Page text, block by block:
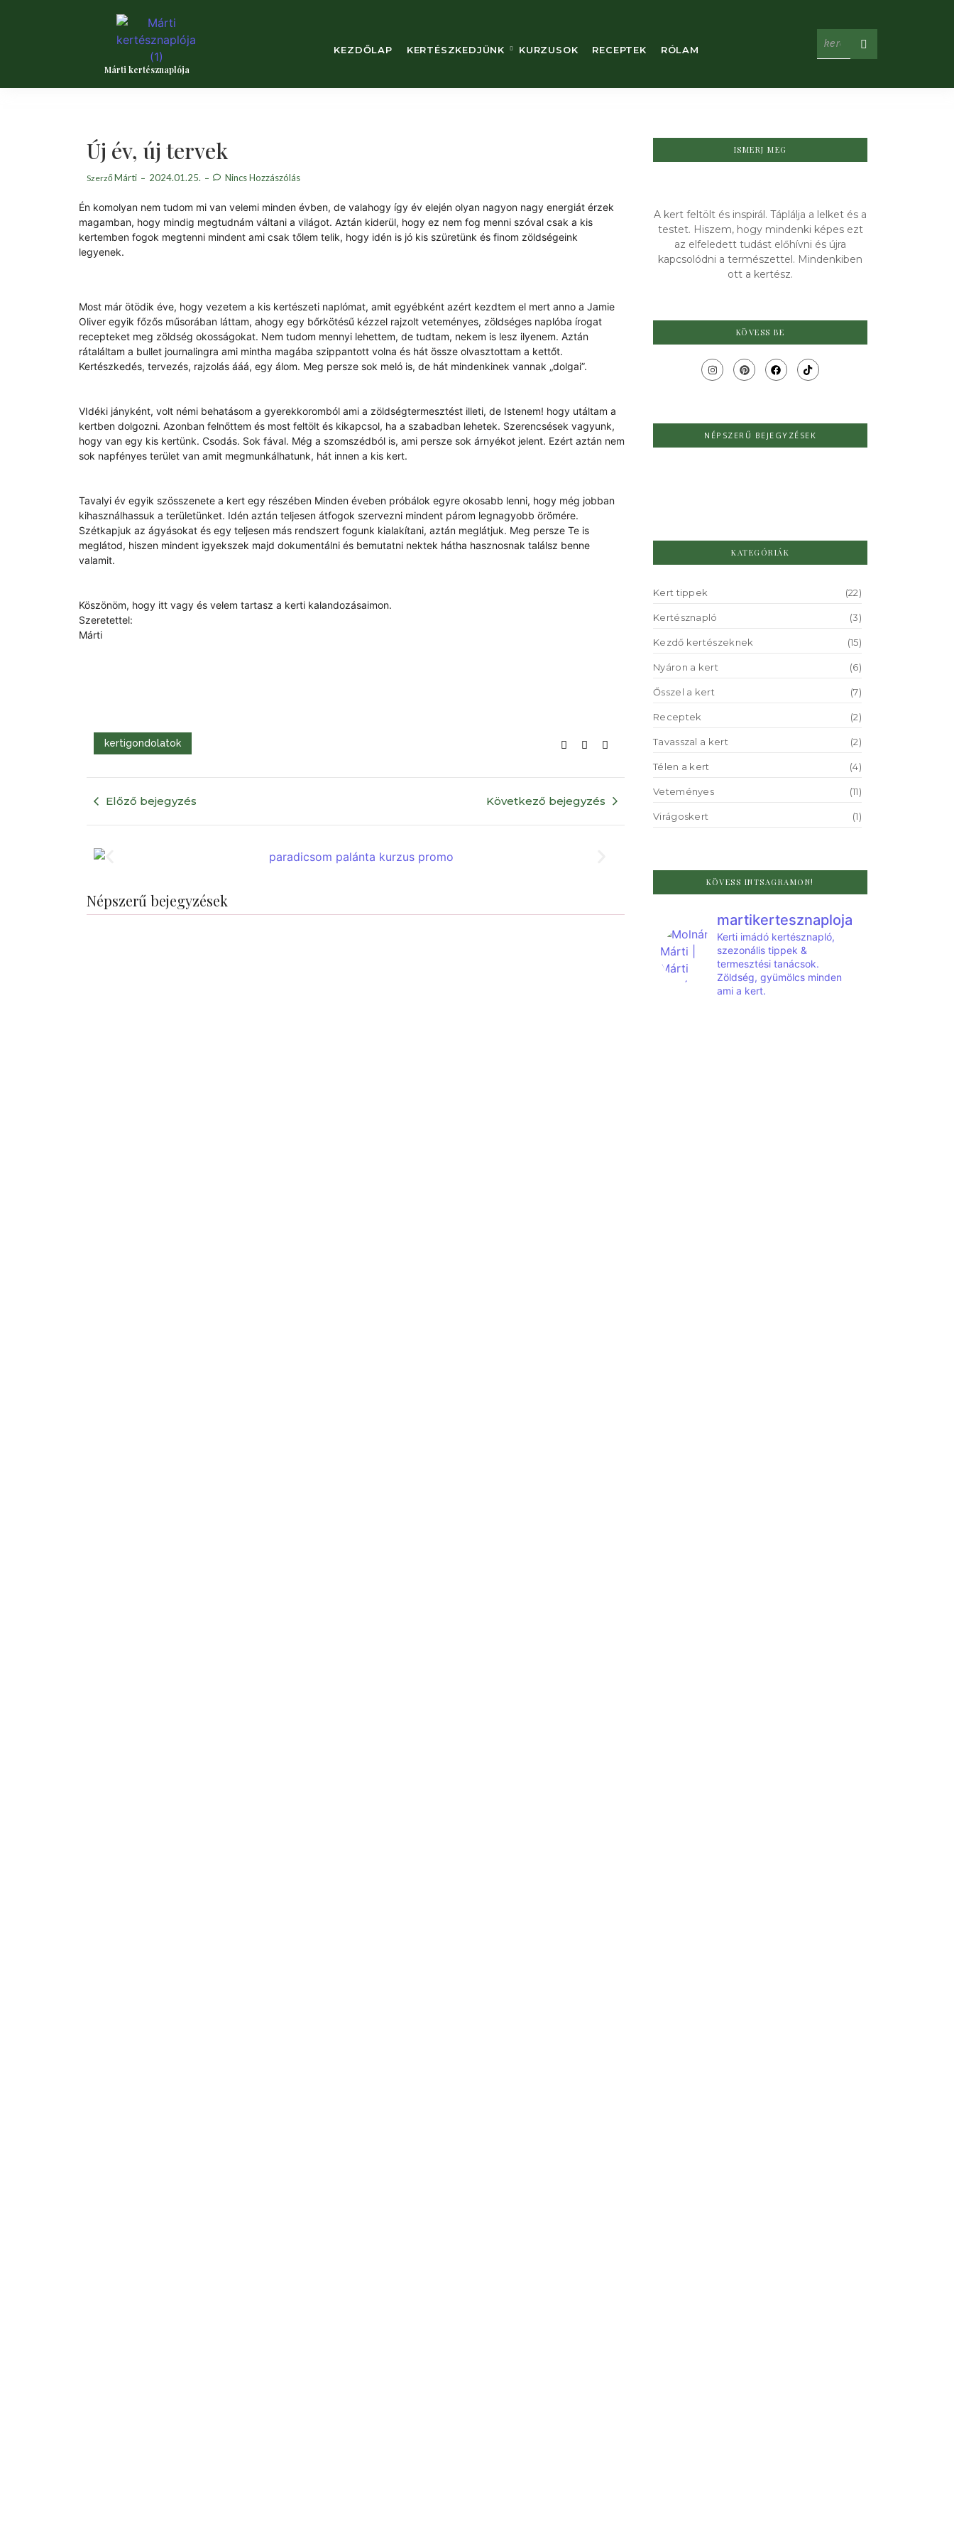
Márti kertésznaplója
KEZDŐLAP KERTÉSZKEDJÜNK KURZUSOK RECEPTEK RÓLAM
Új év, új tervek
SzerzőMárti 2024.01.25. Nincs Hozzászólás
Én komolyan nem tudom mi van velemi minden évben, de valahogy így év elején olyan nagyon nagy energiát érzek
magamban, hogy mindig megtudnám váltani a világot. Aztán kiderül, hogy ez nem fog menni szóval csak a kis
kertemben fogok megtenni mindent ami csak tőlem telik, hogy idén is jó kis szüretünk és finom zöldségeink
legyenek.
Most már ötödik éve, hogy vezetem a kis kertészeti naplómat, amit egyébként azért kezdtem el mert anno a Jamie
Oliver egyik főzős műsorában láttam, ahogy egy bőrkötésű kézzel rajzolt veteményes, zöldséges naplóba írogat
recepteket meg zöldség okosságokat. Nem tudom mennyi lehettem, de tudtam, nekem is lesz ilyenem. Aztán
rátaláltam a bullet journalingra ami mintha magába szippantott volna és hát össze olvasztottam a kettőt.
Kertészkedés, tervezés, rajzolás ááá, egy álom. Meg persze sok meló is, de hát mindenkinek vannak „dolgai”.
VIdéki jányként, volt némi behatásom a gyerekkoromból ami a zöldségtermesztést illeti, de Istenem! hogy utáltam a
kertben dolgozni. Azonban felnőttem és most feltölt és kikapcsol, ha a szabadban lehetek. Szerencsések vagyunk,
hogy van egy kis kertünk. Csodás. Sok fával. Még a szomszédból is, ami persze sok árnyékot jelent. Ezért aztán nem
sok napfényes terület van amit megmunkálhatunk, hát innen a kis kert.
Tavalyi év egyik szösszenete a kert egy részében Minden éveben próbálok egyre okosabb lenni, hogy még jobban
kihasználhassuk a területünket. Idén aztán teljesen átfogok szervezni mindent párom legnagyobb örömére.
Szétkapjuk az ágyásokat és egy teljesen más rendszert fogunk kialakítani, aztán meglátjuk. Meg persze Te is
meglátod, hiszen mindent igyekszek majd dokumentálni és bemutatni nektek hátha hasznosnak találsz benne
valamit.
Köszönöm, hogy itt vagy és velem tartasz a kerti kalandozásaimon.
Szeretettel:
Márti
kertigondolatok
Előző bejegyzés Következő bejegyzés
Népszerű bejegyzések
ISMERJ MEG
A kert feltölt és inspirál. Táplálja a lelket és a
testet. Hiszem, hogy mindenki képes ezt
az elfeledett tudást előhívni és újra
kapcsolódni a természettel. Mindenkiben
ott a kertész.
KÖVESS BE
NÉPSZERŰ BEJEGYZÉSEK
KATEGÓRIÁK
Kert tippek (22)
Kertésznapló (3)
Kezdő kertészeknek (15)
Nyáron a kert (6)
Ősszel a kert (7)
Receptek (2)
Tavasszal a kert (2)
Télen a kert (4)
Veteményes (11)
Virágoskert (1)
KÖVESS INTSAGRAMON!
martikertesznaploja
Kerti imádó kertésznapló,
szezonális tippek &
termesztési tanácsok.
Zöldség, gyümölcs minden
ami a kert.